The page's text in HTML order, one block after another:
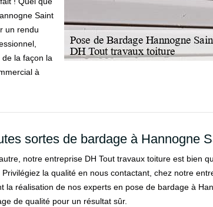
Saint
un rendu
la façon la
à
sortes de bardage à Hannogne
notre entreprise DH Tout travaux toiture est bien
la qualité en nous contactant, chez notre
réalisation de nos experts en pose de bardage à
de qualité pour un résultat sûr.